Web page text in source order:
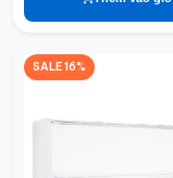
SALE 16%